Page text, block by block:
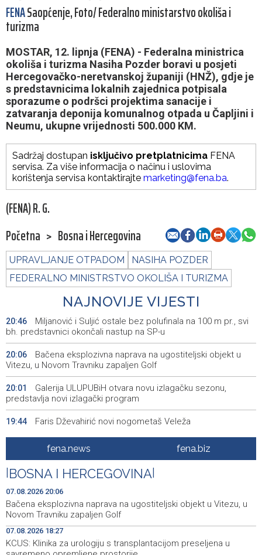
FENASaopćenje, Foto/ Federalno ministarstvo okoliša i
turizma
MOSTAR, 12. lipnja (FENA) - Federalna ministrica
okoliša i turizma Nasiha Pozder boravi u posjeti
Hercegovačko-neretvanskoj županiji (HNŽ), gdje je
s predstavnicima lokalnih zajednica potpisala
sporazume o podršci projektima sanacije i
zatvaranja deponija komunalnog otpada u Čapljini i
Neumu, ukupne vrijednosti 500.000 KM.
Sadržaj dostupan isključivo pretplatnicima FENA
servisa. Za više informacija o načinu i uslovima
korištenja servisa kontaktirajte marketing@fena.ba.
(FENA) R. G.
Početna > Bosna i Hercegovina
UPRAVLJANJE OTPADOM
NASIHA POZDER
FEDERALNO MINISTRSTVO OKOLIŠA I TURIZMA
NAJNOVIJE VIJESTI
20:46
Miljanović i Suljić ostale bez polufinala na 100 m pr., svi
bh. predstavnici okončali nastup na SP-u
20:06
Bačena eksplozivna naprava na ugostiteljski objekt u
Vitezu, u Novom Travniku zapaljen Golf
20:01
Galerija ULUPUBiH otvara novu izlagačku sezonu,
predstavlja novi izlagački program
19:44 Faris Dževahirić novi nogometaš Veleža
Announcement of events for Saturday, 8 August 2026
19:10
Rudari Milanovića ubijedili da ode kući, Memčić se već
ponovo vratio u jamu 'Raspotočje'
19:03
Sarajevo Film Festival presents Kinoscope and
Kinoscope Surreal programs
19:00 Najave događaja za 8. 8. 2026. godine (subota)
fena.news fena.biz
BOSNA I HERCEGOVINA
07.08.2026 20:06
Bačena eksplozivna naprava na ugostiteljski objekt u Vitezu, u
Novom Travniku zapaljen Golf
07.08.2026 18:27
KCUS: Klinika za urologiju s transplantacijom preseljena u